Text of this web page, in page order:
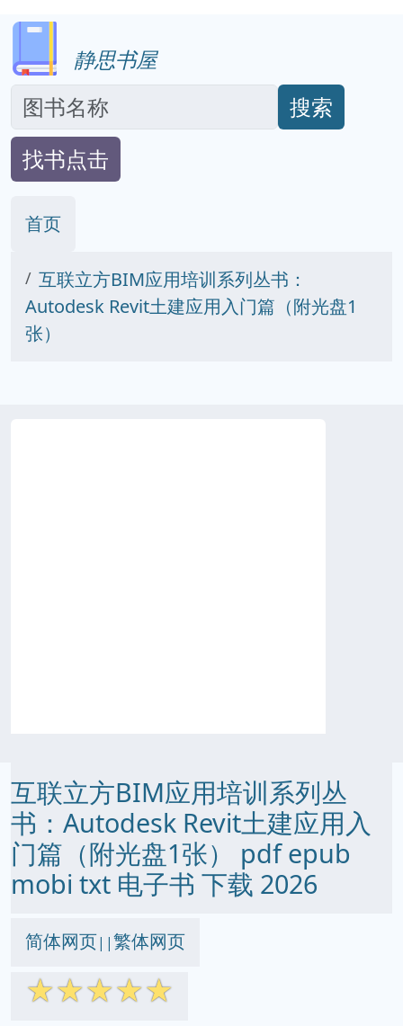
静思书屋
搜索
找书点击
首页
互联立方BIM应用培训系列丛书：
Autodesk Revit土建应用入门篇（附光盘1
张）
互联立方BIM应用培训系列丛
书：Autodesk Revit土建应用入
门篇（附光盘1张） pdf epub
mobi txt 电子书 下载 2026
简体网页||繁体网页
☆☆☆☆☆